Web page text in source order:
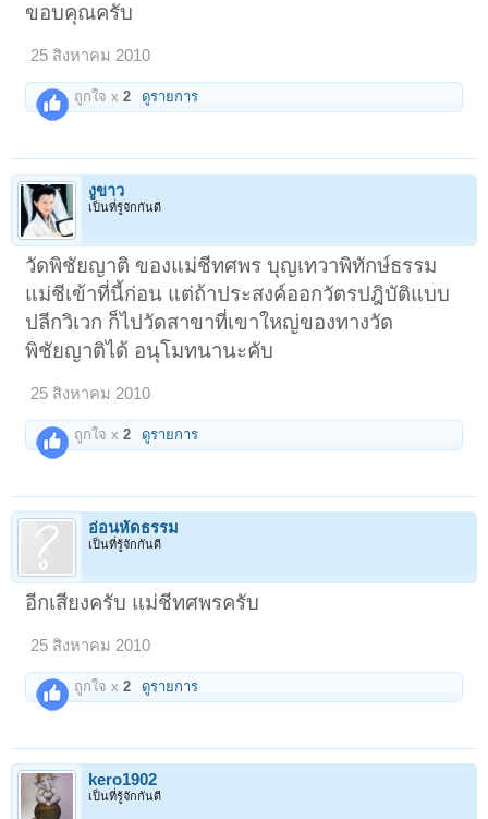
ขอบคุณครับ
25 สิงหาคม 2010
ถูกใจ x2 ดูรายการ
งูขาว
เป็นที่รู้จักกันดี
วัดพิชัยญาติ ของแม่ชีทศพร บุญเทวาพิทักษ์ธรรม
แม่ชีเข้าที่นี้ก่อน แต่ถ้าประสงค์ออกวัตรปฎิบัติแบบ
ปลีกวิเวก ก็ไปวัดสาขาที่เขาใหญ่ของทางวัด
พิชัยญาติได้ อนุโมทนานะคับ
25 สิงหาคม 2010
ถูกใจ x2 ดูรายการ
อ่อนหัดธรรม
เป็นที่รู้จักกันดี
อีกเสียงครับ แม่ชีทศพรครับ
25 สิงหาคม 2010
ถูกใจ x2 ดูรายการ
kero1902
เป็นที่รู้จักกันดี